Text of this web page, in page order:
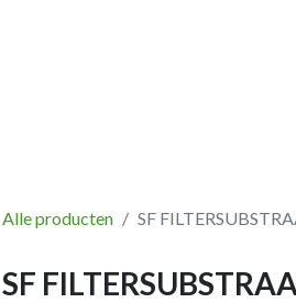
Alle producten SF
SF